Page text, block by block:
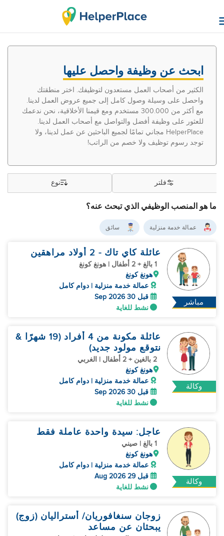
ابحث عن وظيفة واحصل عليها
الكثير من أصحاب العمل مستعدون لتوظيفك. اختر منطقتك
واحصل على وسيلة وصول كامل إلى جميع عروض العمل لدينا.
مع أكثر من 300.000 مستخدم ومع قيمنا الأخلاقية، نحن ندعمك
للعثور على وظيفة أفضل والتواصل مع أصحاب العمل لدينا.
HelperPlace مجاني تمامًا لجميع الباحثين عن عمل لدينا، ولا
توجد رسوم توظيف ولا خصم من الراتب!
ما هو المنصب الوظيفي الذي تبحث عنه؟
فلتر نوع
عمالة خدمة منزلية سائق
مباشر
عائلة كاي تاك - 2 أولاد مراهقين
1 بالغ + 2 أطفال | هونغ كونغ
هونغ كونغ
عمالة خدمة منزلية | دوام كامل
قبل 30 Sep 2026
نشط للغاية
وكالة
عائلة مكونة من 4 أفراد (19 شهرًا &
نتوقع مولود جديد)
2 بالغين + 2 أطفال | الغربي
هونغ كونغ
عمالة خدمة منزلية | دوام كامل
قبل 30 Sep 2026
نشط للغاية
وكالة
عاجل: سيدة واحدة عاملة فقط
1 بالغ | صيني
هونغ كونغ
عمالة خدمة منزلية | دوام كامل
قبل 29 Aug 2026
نشط للغاية
زوجان سنغافوريان/ أستراليان (زوج)
يبحثان عن مساعد